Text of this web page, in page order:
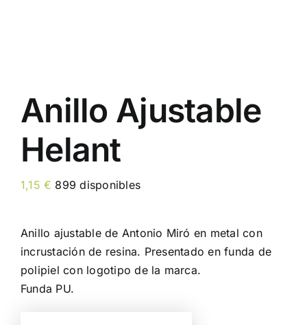
Anillo Ajustable
Helant
1,15€ 899 disponibles
Anillo ajustable de Antonio Miró en metal con
incrustación de resina. Presentado en funda de
polipiel con logotipo de la marca.
Funda PU.